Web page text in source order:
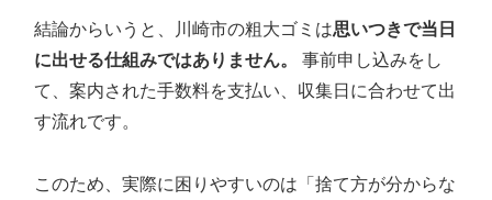
結論からいうと、川崎市の粗大ゴミは思いつきで当日
に出せる仕組みではありません。
事前申し込みをし
て、案内された手数料を支払い、収集日に合わせて出
す流れです。
このため、実際に困りやすいのは「捨て方が分からな